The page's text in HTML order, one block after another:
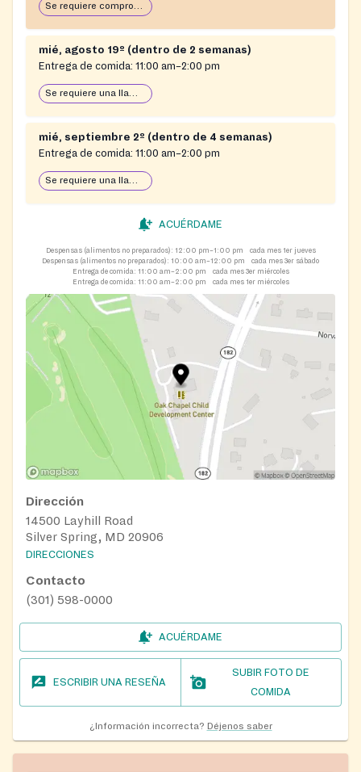
Se requiere comprobante de domicilio
mié, agosto 19º (dentro de 2 semanas)
Entrega de comida: 11:00 am–2:00 pm
Se requiere una llamada telefónica previa para los servicios.
mié, septiembre 2º (dentro de 4 semanas)
Entrega de comida: 11:00 am–2:00 pm
Se requiere una llamada telefónica previa para los servicios.
ACUÉRDAME
Despensas (alimentos no preparados): 12:00 pm–1:00 pm
cada mes 1er jueves
Despensas (alimentos no preparados): 10:00 am–12:00 pm
cada mes 3er sábado
Entrega de comida: 11:00 am–2:00 pm
cada mes 3er miércoles
Entrega de comida: 11:00 am–2:00 pm cada mes 1er miércoles
Dirección
14500 Layhill Road
Silver Spring, MD 20906
DIRECCIONES
Contacto
(301) 598-0000
ACUÉRDAME
ESCRIBIR UNA RESEÑA
SUBIR FOTO DE
COMIDA
¿Información incorrecta? Déjenos saber